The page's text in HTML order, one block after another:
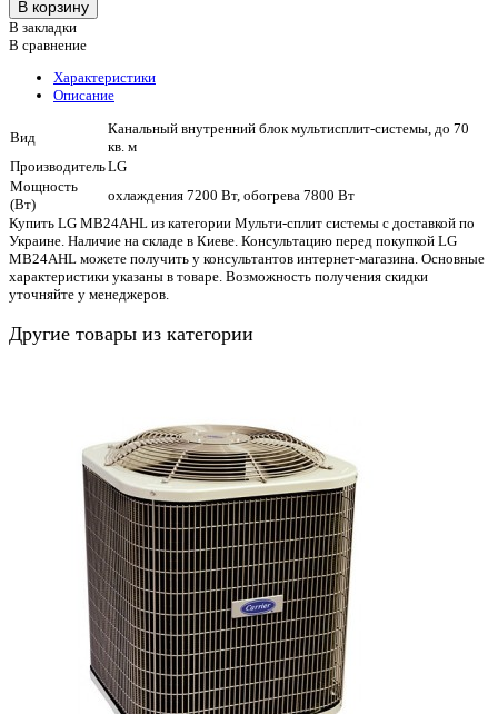
В закладки
В сравнение
Характеристики
Описание
Вид
Канальный внутренний блок мультисплит-системы, до 70
кв. м
ПроизводительLG
Мощность
(Вт)
охлаждения 7200 Вт, обогрева 7800 Вт
Купить LG MB24AHL из категории Мульти-сплит системы с доставкой по
Украине. Наличие на складе в Киеве. Консультацию перед покупкой LG
MB24AHL можете получить у консультантов интернет-магазина. Основные
характеристики указаны в товаре. Возможность получения скидки
уточняйте у менеджеров.
Другие товары из категории